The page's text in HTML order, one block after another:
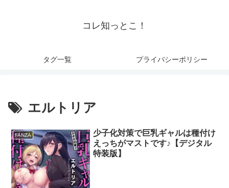
コレ知っとこ！
タグ一覧 プライバシーポリシー
エルトリア
FANZA
少子化対策で巨乳ギャルは種付け
えっちがマストです♪【デジタル
特装版】